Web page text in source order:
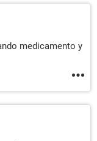
medicamento y